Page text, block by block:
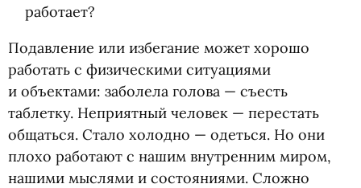
работает?
Подавление или избегание может хорошо
работать с физическими ситуациями
и объектами: заболела голова — съесть
таблетку. Неприятный человек — перестать
общаться. Стало холодно — одеться. Но они
плохо работают с нашим внутренним миром,
нашими мыслями и состояниями. Сложно